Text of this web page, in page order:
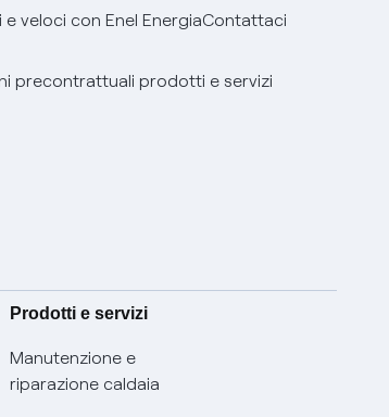
veloci con Enel EnergiaContattaci
precontrattuali prodotti e servizi
Prodotti e servizi
Manutenzione e
riparazione caldaia